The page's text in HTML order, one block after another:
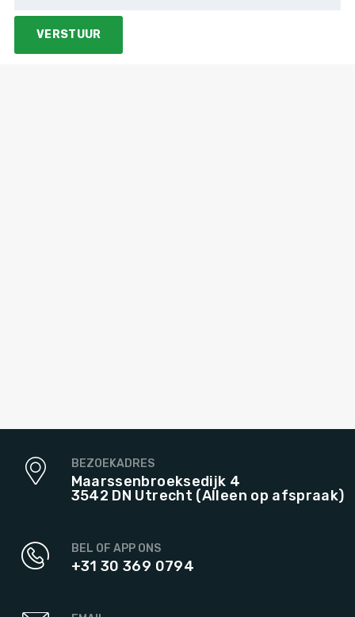
BEZOEKADRES
Maarssenbroeksedijk 4
3542 DN Utrecht (Alleen op afspraak)
BEL OF APP ONS
+31 30 369 0794